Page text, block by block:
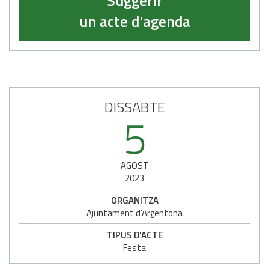
un acte d'agenda
DISSABTE
5
AGOST
2023
ORGANITZA
Ajuntament d'Argentona
TIPUS D'ACTE
Festa